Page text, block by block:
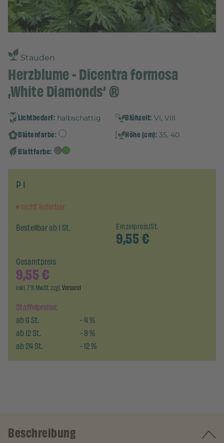
Stauden
Herzblume - Dicentra formosa
‚White Diamonds‘ ®
Lichtbedarf: halbschattig Blühzeit: VI, VIII
Blütenfarbe: Höhe (cm): 35, 40
Blattfarbe:
P 1
nicht lieferbar
Bestellbar ab 1 St.
Einzelpreis/St.
9,55€
Staffelpreise:
ab6St. -4%
ab12St. -8%
ab24St. -12%
Gesamtpreis
9,55€
inkl. 7 % MwSt. zzgl.Versand
Beschreibung